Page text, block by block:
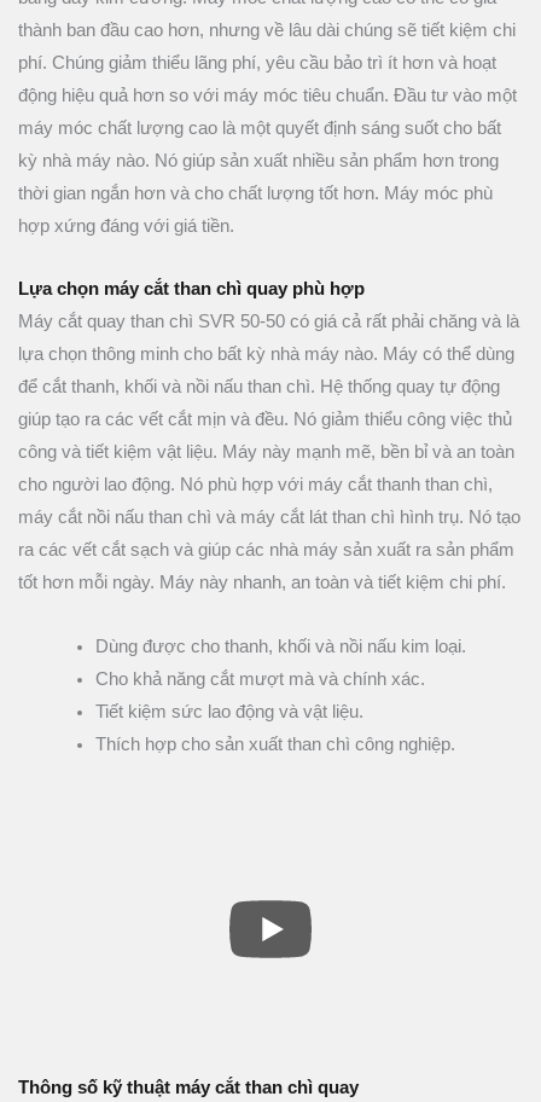
thành ban đầu cao hơn, nhưng về lâu dài chúng sẽ tiết kiệm chi
phí. Chúng giảm thiểu lãng phí, yêu cầu bảo trì ít hơn và hoạt
động hiệu quả hơn so với máy móc tiêu chuẩn. Đầu tư vào một
máy móc chất lượng cao là một quyết định sáng suốt cho bất
kỳ nhà máy nào. Nó giúp sản xuất nhiều sản phẩm hơn trong
thời gian ngắn hơn và cho chất lượng tốt hơn. Máy móc phù
hợp xứng đáng với giá tiền.
Lựa chọn máy cắt than chì quay phù hợp
Máy cắt quay than chì SVR 50-50 có giá cả rất phải chăng và là
lựa chọn thông minh cho bất kỳ nhà máy nào. Máy có thể dùng
để cắt thanh, khối và nồi nấu than chì. Hệ thống quay tự động
giúp tạo ra các vết cắt mịn và đều. Nó giảm thiểu công việc thủ
công và tiết kiệm vật liệu. Máy này mạnh mẽ, bền bỉ và an toàn
cho người lao động. Nó phù hợp với máy cắt thanh than chì,
máy cắt nồi nấu than chì và máy cắt lát than chì hình trụ. Nó tạo
ra các vết cắt sạch và giúp các nhà máy sản xuất ra sản phẩm
tốt hơn mỗi ngày. Máy này nhanh, an toàn và tiết kiệm chi phí.
Dùng được cho thanh, khối và nồi nấu kim loại.
Cho khả năng cắt mượt mà và chính xác.
Tiết kiệm sức lao động và vật liệu.
Thích hợp cho sản xuất than chì công nghiệp.
Thông số kỹ thuật máy cắt than chì quay